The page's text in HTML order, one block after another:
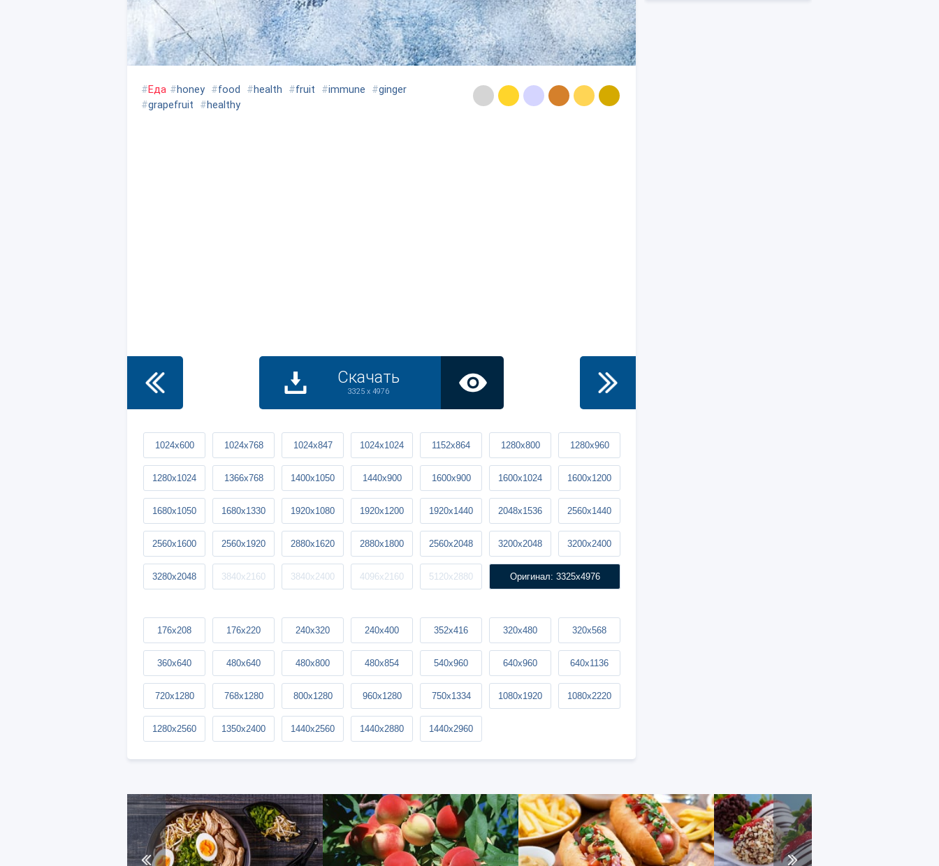
#Еда #honey #food #health #fruit #immune #ginger
#grapefruit #healthy
Скачать
3325 x 4976
1024x600 1024x768 1024x847 1024x1024 1152x864 1280x800 1280x960
1280x1024 1366x768 1400x1050 1440x900 1600x900 1600x1024 1600x1200
1680x1050 1680x1330 1920x1080 1920x1200 1920x1440 2048x1536 2560x1440
2560x1600 2560x1920 2880x1620 2880x1800 2560x2048 3200x2048 3200x2400
3280x2048 3840x2160 3840x2400 4096x2160 5120x2880 Оригинал: 3325x4976
176x208 176x220 240x320 240x400 352x416 320x480 320x568
360x640 480x640 480x800 480x854 540x960 640x960 640x1136
720x1280 768x1280 800x1280 960x1280 750x1334 1080x1920 1080x2220
1280x2560 1350x2400 1440x2560 1440x2880 1440x2960